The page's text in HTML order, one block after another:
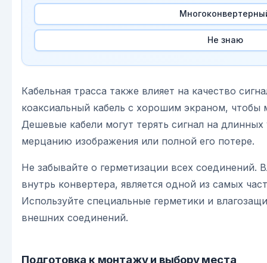
Не знаю
Кабельная трасса также влияет на качество
коаксиальный кабель с хорошим экраном, чтобы
Дешевые кабели могут терять сигнал на длинных
мерцанию изображения или полной его потере.
Не забывайте о герметизации всех соединений.
внутрь конвертера, является одной из самых
Используйте специальные герметики и
внешних соединений.
Подготовка к монтажу и выбору места